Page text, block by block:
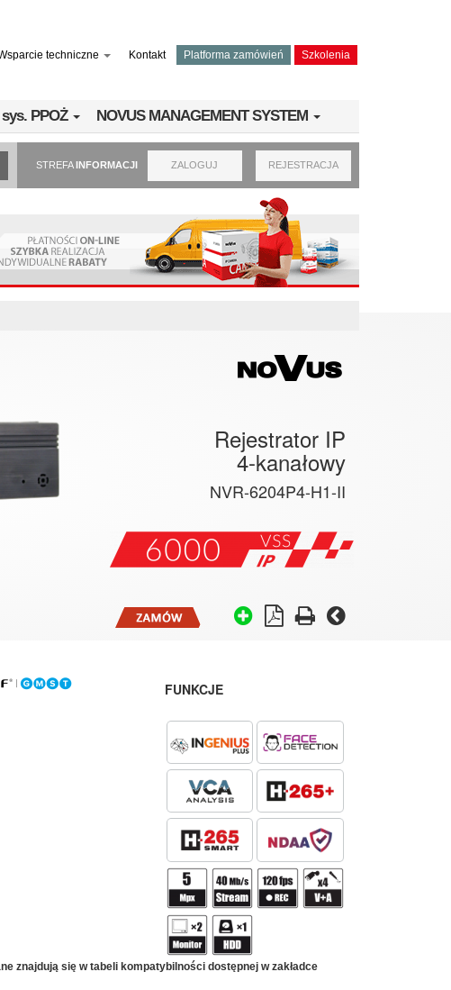
techniczne Kontakt Platforma zamówień Szkolenia
PPOŻ NOVUS MANAGEMENT SYSTEM
STREFAINFORMACJI ZALOGUJ REJESTRACJA
Rejestrator IP
4-kanałowy
NVR-6204P4-H1-II
FUNKCJE
znajdują się w tabeli kompatybilności dostępnej w zakładce